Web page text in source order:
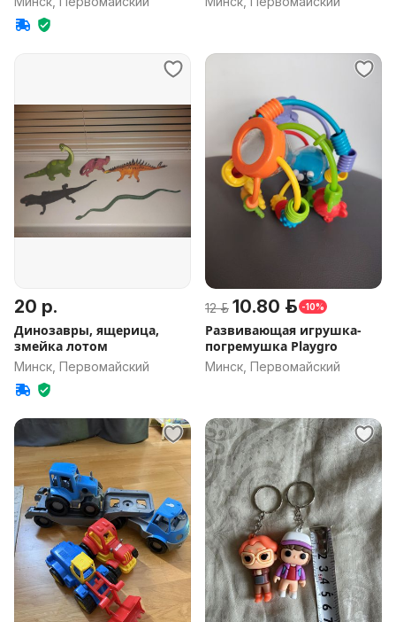
20 р.
Динозавры, ящерица,
змейка лотом
Минск, Первомайский
12 р. 10.80 р. -10%
Развивающая игрушка-
погремушка Playgro
Минск, Первомайский